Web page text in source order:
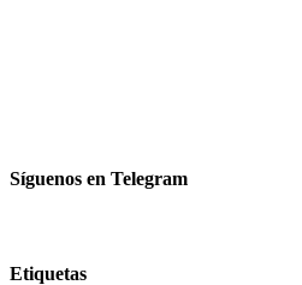
Síguenos en Telegram
Etiquetas